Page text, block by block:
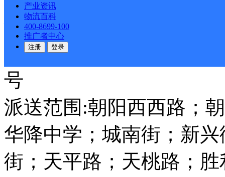
产业资讯
物流百科
400-8699-100
推广者中心
注册 登录
天等县
百世快递
号
派送范围:朝阳西西路；
华降中学；城南街；新
街；天平路；天桃路；